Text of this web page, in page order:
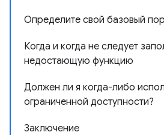
Определите свой базовый
Когда и когда не следует
недостающую функцию
Должен ли я когда-либо
ограниченной доступности?
Заключение